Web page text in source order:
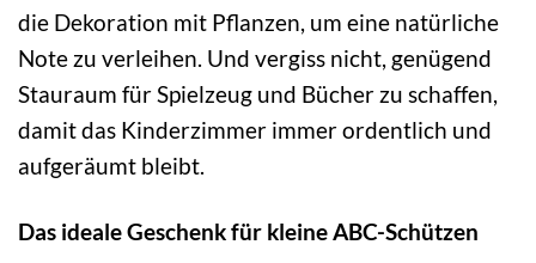
die Dekoration mit Pflanzen, um eine natürliche
Note zu verleihen. Und vergiss nicht, genügend
Stauraum für Spielzeug und Bücher zu schaffen,
damit das Kinderzimmer immer ordentlich und
aufgeräumt bleibt.
Das ideale Geschenk für kleine ABC-Schützen